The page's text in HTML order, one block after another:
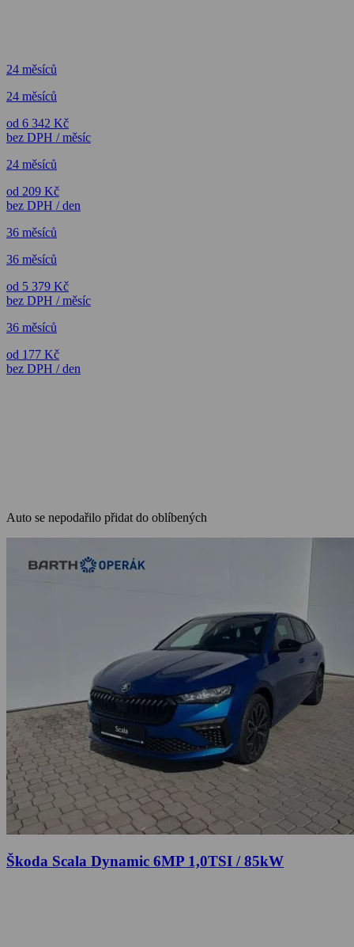
24 měsíců
24 měsíců
od 6 342 Kč
bez DPH / měsíc
24 měsíců
od 209 Kč
bez DPH / den
36 měsíců
36 měsíců
od 5 379 Kč
bez DPH / měsíc
36 měsíců
od 177 Kč
bez DPH / den
Auto se nepodařilo přidat do oblíbených
Škoda Scala Dynamic 6MP 1,0TSI / 85kW